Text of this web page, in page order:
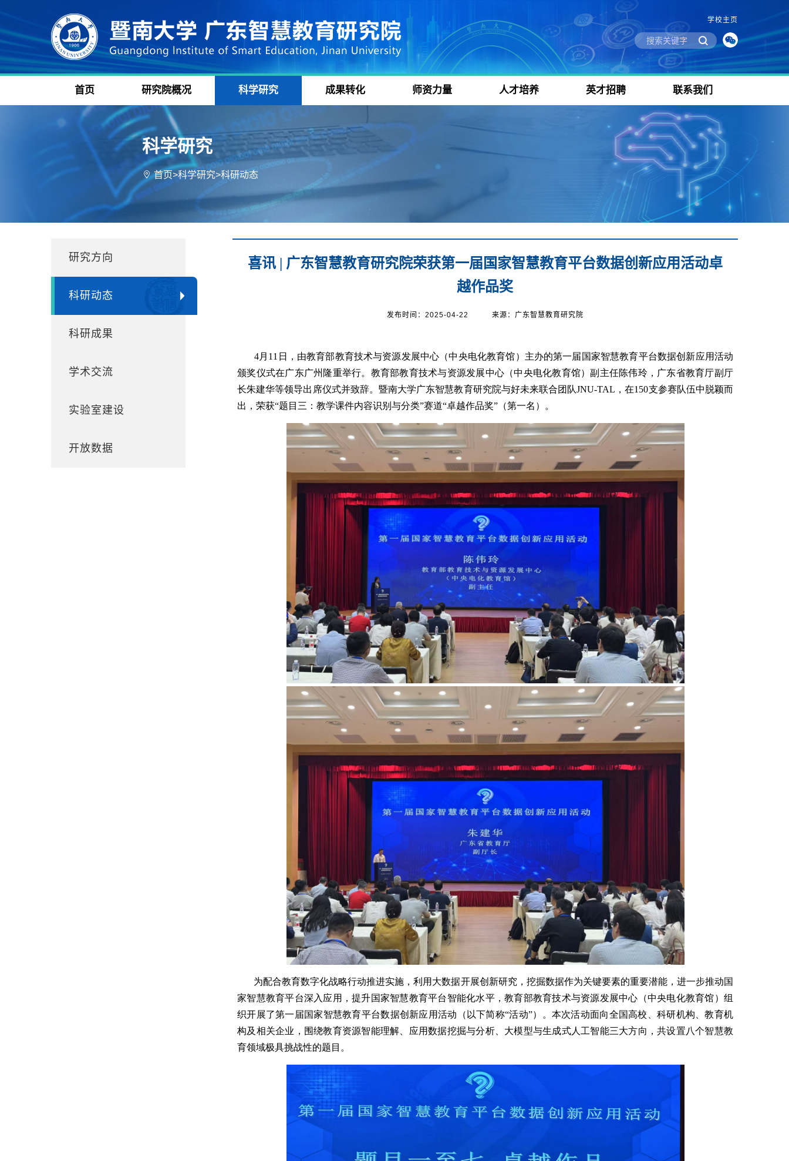
学校主页
首页 研究院概况 科学研究 成果转化 师资力量 人才培养 英才招聘 联系我们
科学研究
首页>科学研究>科研动态
研究方向
科研动态
科研成果
学术交流
实验室建设
开放数据
喜讯 | 广东智慧教育研究院荣获第一届国家智慧教育平台数据创新应用活动卓
越作品奖
发布时间：2025-04-22 来源：广东智慧教育研究院